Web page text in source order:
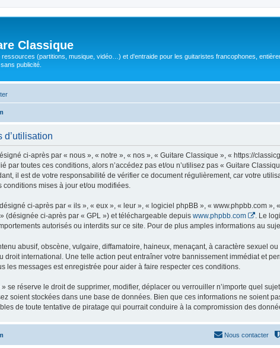
Classique
ressources (partitions, musique, vidéo…) et d'entraide pour les guitaristes francophones,
publicité.
d’utilisation
ci-après par « nous », « notre », « nos », « Guitare Classique », « https://
par toutes ces conditions, alors n’accédez pas et/ou n’utilisez pas « Guitare
il est de votre responsabilité de vérifier ce document régulièrement, car votre
conditions mises à jour et/ou modifiées.
ci-après par « ils », « eux », « leur », « logiciel phpBB », « www.phpbb.com
» (désignée ci-après par « GPL ») et téléchargeable depuis www.phpbb.com
. Le
autorisés ou interdits sur ce site. Pour de plus amples informations au
abusif, obscène, vulgaire, diffamatoire, haineux, menaçant, à caractère sexuel
droit international. Une telle action peut entraîner votre bannissement immédiat et
les messages est enregistrée pour aider à faire respecter ces conditions.
se réserve le droit de supprimer, modifier, déplacer ou verrouiller n’importe quel
soient stockées dans une base de données. Bien que ces informations ne soient
de toute tentative de piratage qui pourrait conduire à la compromission des
Nous contacter